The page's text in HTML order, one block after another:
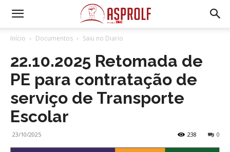
Início Documentos Saiu no Diario
22.10.2025 Retomada de
PE para contratação de
serviço de Transporte
Escolar
23/10/2025 0
238